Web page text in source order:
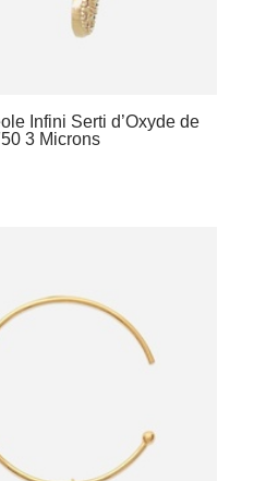
Infini Serti d’Oxyde de
3 Microns